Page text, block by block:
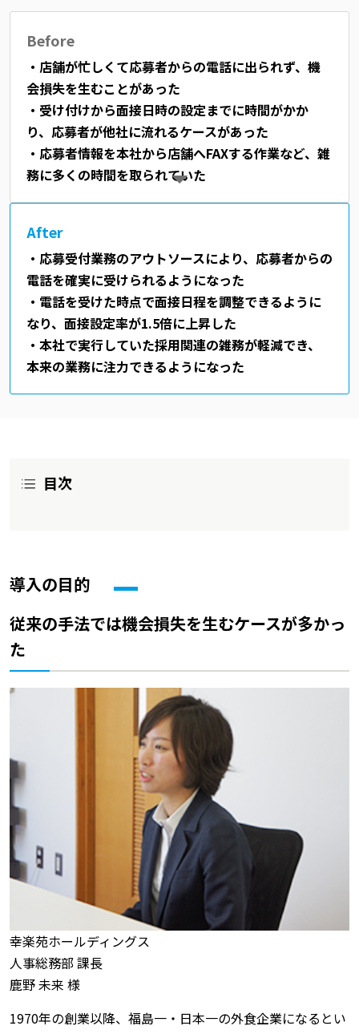
Before
・店舗が忙しくて応募者からの電話に出られず、機
会損失を生むことがあった
・受け付けから面接日時の設定までに時間がかか
り、応募者が他社に流れるケースがあった
・応募者情報を本社から店舗へFAXする作業など、雑
務に多くの時間を取られていた
After
・応募受付業務のアウトソースにより、応募者からの
電話を確実に受けられるようになった
・電話を受けた時点で面接日程を調整できるように
なり、面接設定率が1.5倍に上昇した
・本社で実行していた採用関連の雑務が軽減でき、
本来の業務に注力できるようになった
目次
導入の目的
従来の手法では機会損失を生むケースが多かっ
た
幸楽苑ホールディングス
人事総務部 課長
鹿野 未来 様
1970年の創業以降、福島一・日本一の外食企業になるとい